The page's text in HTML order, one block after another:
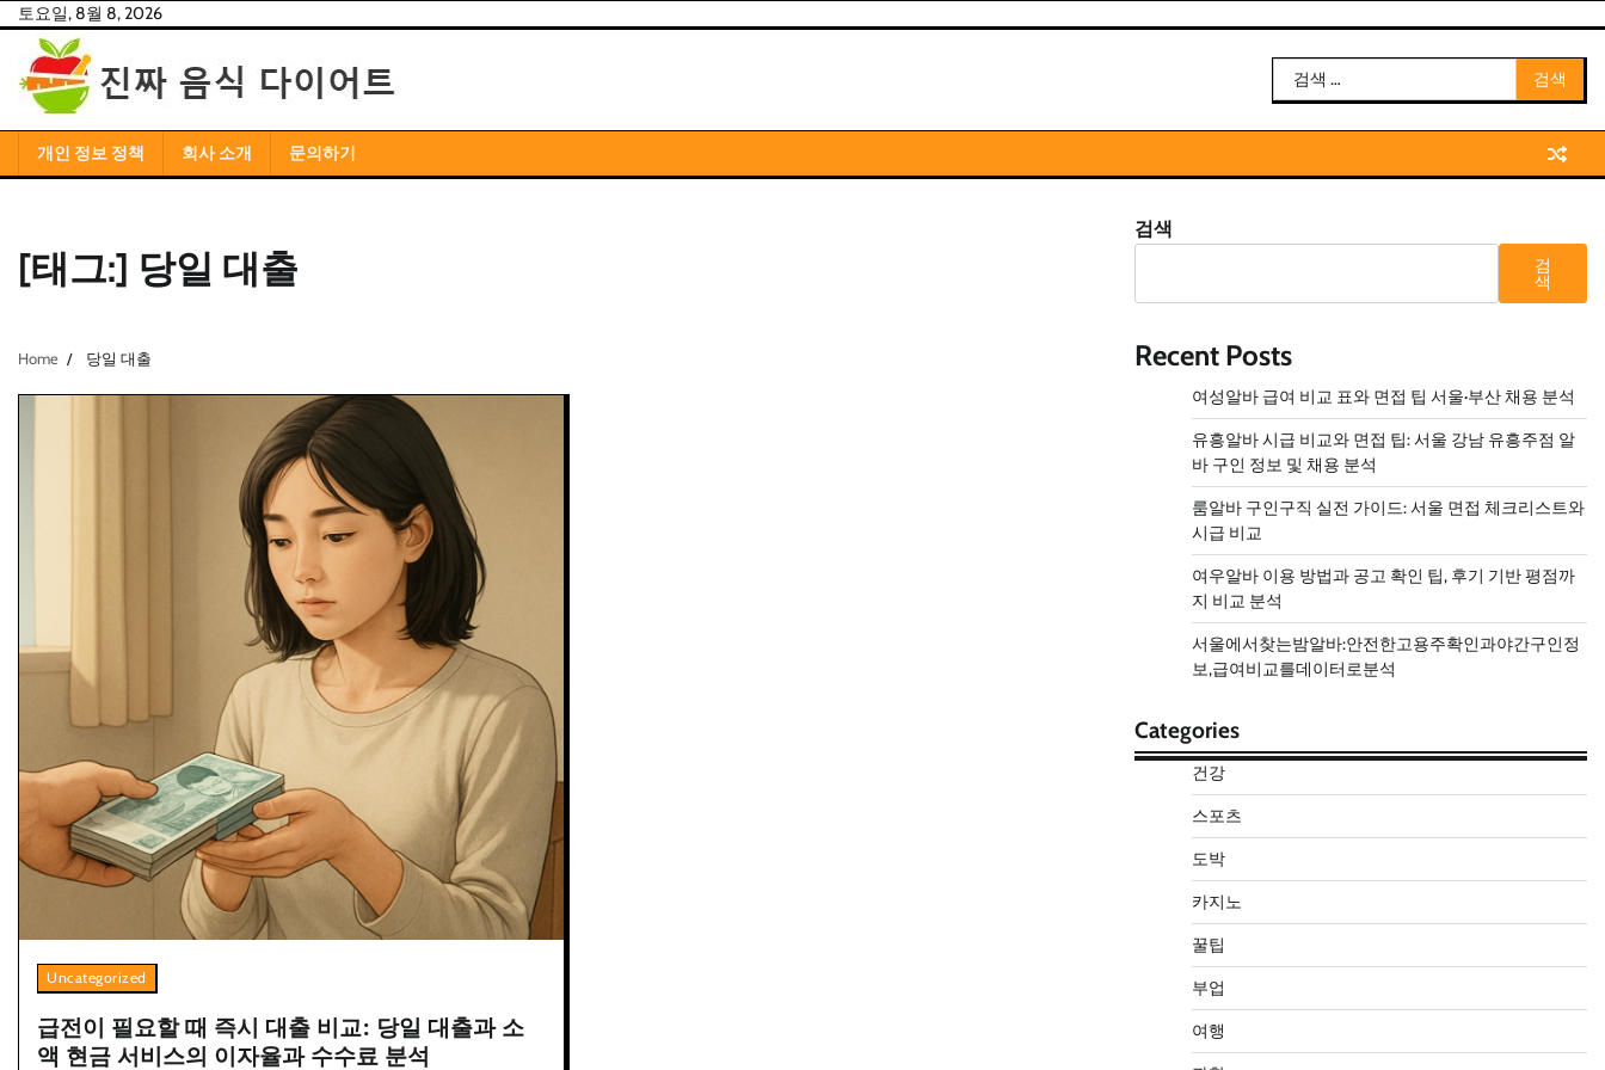
Skip
content
토요일, 8월 8, 2026
색:
개인 정보 정책 회사 소개 문의하기
[태그:] 당일 대출
Home 당일 대출
Uncategorized
급전이 필요할 때 즉시 대출 비교: 당일 대출과 소
액 현금 서비스의 이자율과 수수료 분석
검색
검
색
Recent Posts
여성알바 급여 비교 표와 면접 팁 서울·부산 채용 분석
유흥알바 시급 비교와 면접 팁: 서울 강남 유흥주점 알
바 구인 정보 및 채용 분석
룸알바 구인구직 실전 가이드: 서울 면접 체크리스트와
시급 비교
여우알바 이용 방법과 공고 확인 팁, 후기 기반 평점까
지 비교 분석
서울에서찾는밤알바:안전한고용주확인과야간구인정
보,급여비교를데이터로분석
Categories
건강
스포츠
도박
카지노
꿀팁
부업
여행